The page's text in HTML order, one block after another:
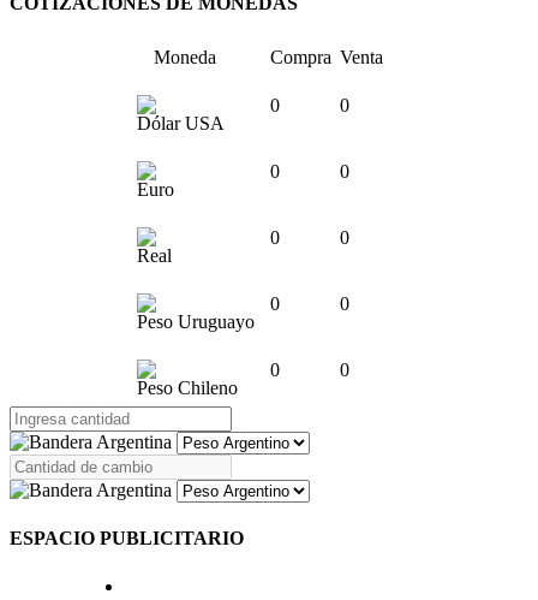
Moneda Compra Venta
Dólar USA
0 0
Euro
0 0
Real
0 0
Peso Uruguayo
0 0
Peso Chileno
0 0
ESPACIO PUBLICITARIO